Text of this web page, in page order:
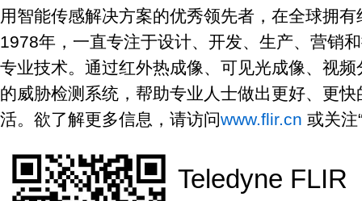
用智能传感解决方案的优秀领先者，在全球拥
1978年，一直专注于设计、开发、生产、营销
专业技术。通过红外热成像、可见光成像、视
的威胁检测系统，帮助专业人士做出更好、更
活。欲了解更多信息，请访问www.flir.cn 或关注
Teledyne FLIR